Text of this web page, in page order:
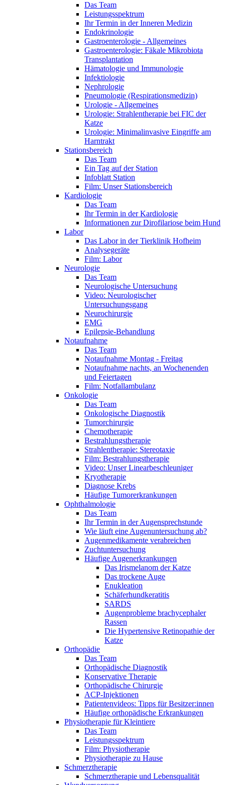
Das Team
Leistungsspektrum
Ihr Termin in der Inneren Medizin
Endokrinologie
Gastroenterologie - Allgemeines
Gastroenterologie: Fäkale Mikrobiota
Transplantation
Hämatologie und Immunologie
Infektiologie
Nephrologie
Pneumologie (Respirationsmedizin)
Urologie - Allgemeines
Urologie: Strahlentherapie bei FIC der
Katze
Urologie: Minimalinvasive Eingriffe am
Harntrakt
Stationsbereich
Das Team
Ein Tag auf der Station
Infoblatt Station
Film: Unser Stationsbereich
Kardiologie
Das Team
Ihr Termin in der Kardiologie
Informationen zur Dirofilariose beim Hund
Labor
Das Labor in der Tierklinik Hofheim
Analysegeräte
Film: Labor
Neurologie
Das Team
Neurologische Untersuchung
Video: Neurologischer
Untersuchungsgang
Neurochirurgie
EMG
Epilepsie-Behandlung
Notaufnahme
Das Team
Notaufnahme Montag - Freitag
Notaufnahme nachts, an Wochenenden
und Feiertagen
Film: Notfallambulanz
Onkologie
Das Team
Onkologische Diagnostik
Tumorchirurgie
Chemotherapie
Bestrahlungstherapie
Strahlentherapie: Stereotaxie
Film: Bestrahlungstherapie
Video: Unser Linearbeschleuniger
Kryotherapie
Diagnose Krebs
Häufige Tumorerkrankungen
Ophthalmologie
Das Team
Ihr Termin in der Augensprechstunde
Wie läuft eine Augenuntersuchung ab?
Augenmedikamente verabreichen
Zuchtuntersuchung
Häufige Augenerkrankungen
Das Irismelanom der Katze
Das trockene Auge
Enukleation
Schäferhundkeratitis
SARDS
Augenprobleme brachycephaler
Rassen
Die Hypertensive Retinopathie der
Katze
Orthopädie
Das Team
Orthopädische Diagnostik
Konservative Therapie
Orthopädische Chirurgie
ACP-Injektionen
Patientenvideos: Tipps für Besitzer:innen
Häufige orthopädische Erkrankungen
Physiotherapie für Kleintiere
Das Team
Leistungsspektrum
Film: Physiotherapie
Physiotherapie zu Hause
Schmerztherapie
Schmerztherapie und Lebensqualität